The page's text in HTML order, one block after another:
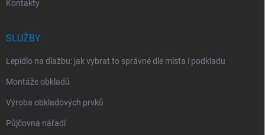
Kontakty
SLUŽBY
Lepidlo na dlažbu: jak vybrat to správné dle místa i podkladu
Montáže obkladů
Výroba obkladových prvků
Půjčovna nářadí